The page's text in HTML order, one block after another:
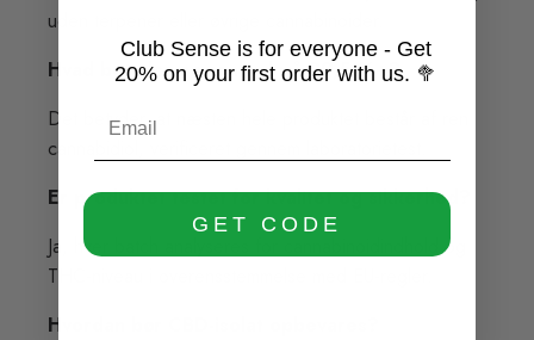
uden terpener eller øvrige cannabinoider.
Hvad betyder en renhed på 99,5 %+?
Det betyder, at næsten hele produktet består af ren
cannabidiol, verificeret gennem laboratorietest.
Er produktet testet for kvalitet og sikkerhed?
Ja, hver batch analyseres for cannabinoidindhold og
THC-niveau i overensstemmelse med EU-regler.
Hvordan bør CBD-isolat opbevares?
Club Sense is for everyone - Get
20% on your first order with us. 🥦
GET CODE